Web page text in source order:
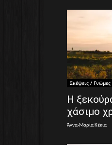
Σκέψεις / Γνώμες
Η
χάσιμο
Άννα-Μαρία Κέκια